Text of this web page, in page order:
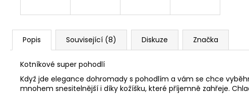
Popis Související (8) Diskuze Značka
Kotníkové super pohodlí
Když jde elegance dohromady s pohodlím a vám se chce
mnohem snesitelnější i díky kožíšku, které příjemně zahřeje.